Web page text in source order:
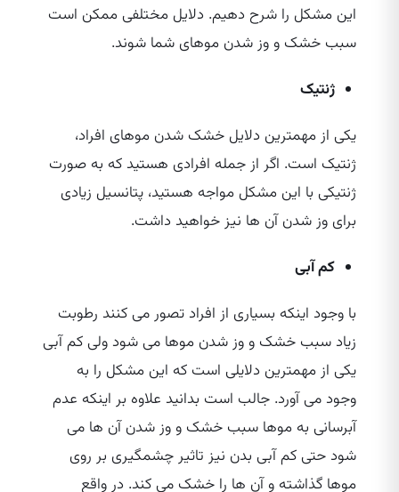
این مشکل را شرح دهیم. دلایل مختلفی ممکن است
سبب خشک و وز شدن موهای شما شوند.
ژنتیک
یکی از مهمترین دلایل خشک شدن موهای افراد،
ژنتیک است. اگر از جمله افرادی هستید که به صورت
ژنتیکی با این مشکل مواجه هستید، پتانسیل زیادی
برای وز شدن آن ها نیز خواهید داشت.
کم آبی
با وجود اینکه بسیاری از افراد تصور می‌ کنند رطوبت
زیاد سبب خشک و وز شدن موها می‌ شود ولی کم آبی
یکی از مهمترین دلایلی است که این مشکل را به
وجود می‌ آورد. جالب است بدانید علاوه بر اینکه عدم
آبرسانی به موها سبب خشک و وز شدن آن ها می‌
شود حتی کم آبی بدن نیز تاثیر چشمگیری بر روی
موها گذاشته و آن ها را خشک می‌ کند. در واقع